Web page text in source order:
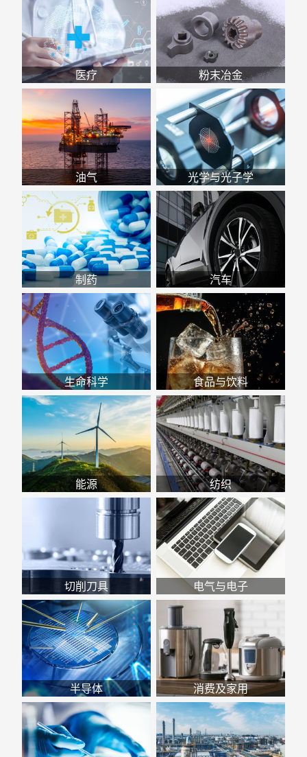
医疗 粉末冶金
油气 光学与光子学
制药 汽车
生命科学 食品与饮料
能源 纺织
切削刀具 电气与电子
半导体 消费及家用